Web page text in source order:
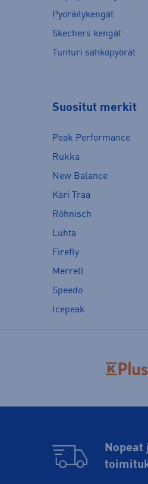
Pyöräilykengät
Skechers kengät
Tunturi sähköpyörät
Suositut merkit
Peak Performance
Rukka
New Balance
Kari Traa
Röhnisch
Luhta
Firefly
Merrell
Speedo
Icepeak